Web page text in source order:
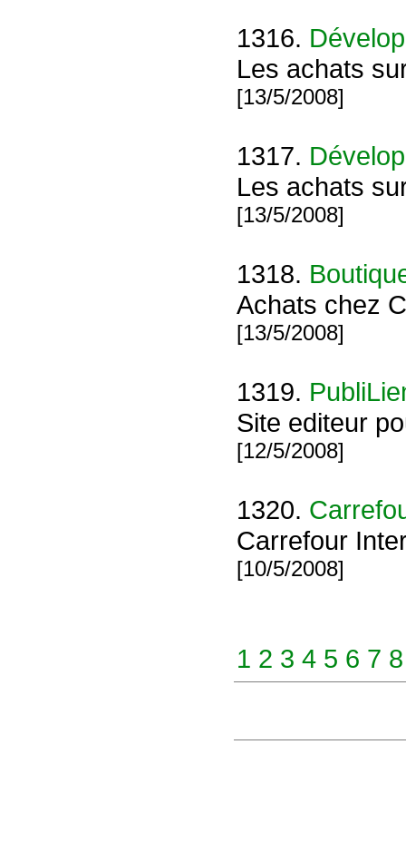
1316.
Les achats
[13/5/2008]
1317.
Les achats
[13/5/2008]
1318.
Achats chez
[13/5/2008]
1319.
Site editeur
[12/5/2008]
1320.
Carrefour
[10/5/2008]
1 2 3 4 5 6 7 8